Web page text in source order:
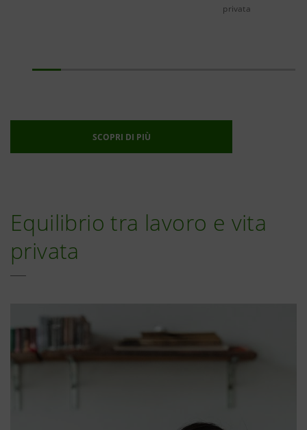
privata
SCOPRI DI PIÙ
Equilibrio tra lavoro e vita
privata